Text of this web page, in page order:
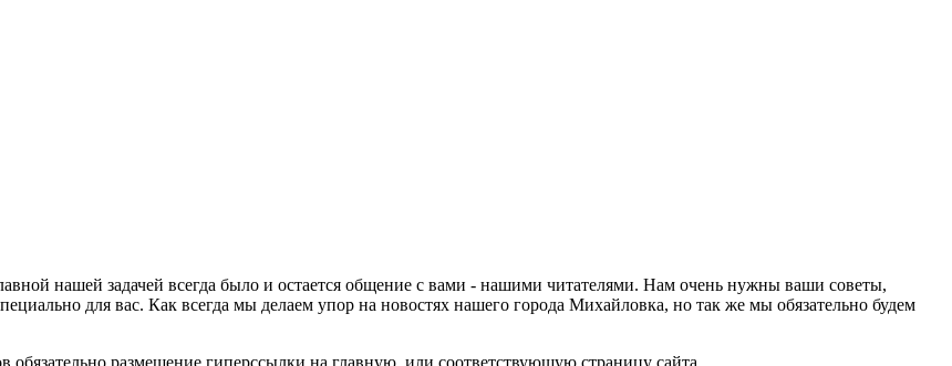
нашей задачей всегда было и остается общение с вами - нашими читателями. Нам очень нужны ваши советы,
для вас. Как всегда мы делаем упор на новостях нашего города Михайловка, но так же мы обязательно будем